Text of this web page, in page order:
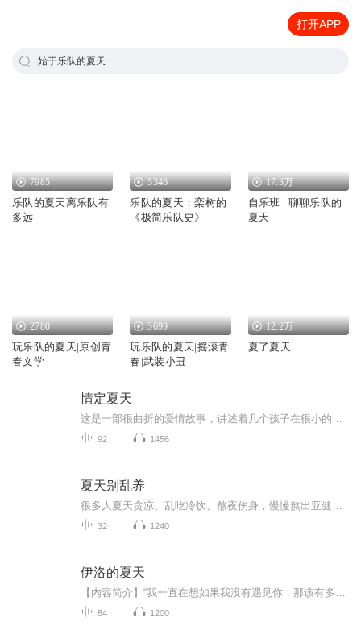
打开APP
始于乐队的夏天
7985
乐队的夏天离乐队有
多远
5346
乐队的夏天：栾树的
《极简乐队史》
17.3万
自乐班 | 聊聊乐队的
夏天
2780
玩乐队的夏天|原创青
春文学
3699
玩乐队的夏天|摇滚青
春|武装小丑
12.2万
夏了夏天
情定夏天
92 1456
夏天别乱养
32 1240
伊洛的夏天
84 1200